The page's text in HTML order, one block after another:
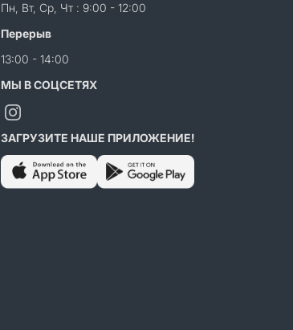
Пн, Вт, Ср, Чт : 9:00 - 12:00
Перерыв
13:00 - 14:00
МЫ В СОЦСЕТЯХ
ЗАГРУЗИТЕ НАШЕ ПРИЛОЖЕНИЕ!